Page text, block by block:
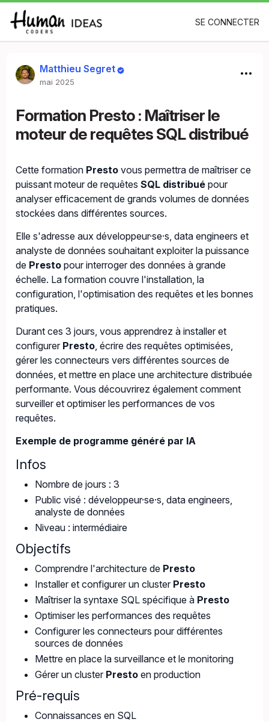
SE CONNECTER
Matthieu Segret
mai 2025
Formation Presto : Maîtriser le
moteur de requêtes SQL distribué
Cette formation Presto vous permettra de maîtriser ce
puissant moteur de requêtes SQL distribué pour
analyser efficacement de grands volumes de données
stockées dans différentes sources.
Elle s'adresse aux développeur·se·s, data engineers et
analyste de données souhaitant exploiter la puissance
de Presto pour interroger des données à grande
échelle. La formation couvre l'installation, la
configuration, l'optimisation des requêtes et les bonnes
pratiques.
Durant ces 3 jours, vous apprendrez à installer et
configurer Presto, écrire des requêtes optimisées,
gérer les connecteurs vers différentes sources de
données, et mettre en place une architecture distribuée
performante. Vous découvrirez également comment
surveiller et optimiser les performances de vos
requêtes.
Exemple de programme généré par IA
Infos
Nombre de jours : 3
Public visé : développeur·se·s, data engineers,
analyste de données
Niveau : intermédiaire
Objectifs
Comprendre l'architecture de Presto
Installer et configurer un cluster Presto
Maîtriser la syntaxe SQL spécifique à Presto
Optimiser les performances des requêtes
Configurer les connecteurs pour différentes
sources de données
Mettre en place la surveillance et le monitoring
Gérer un cluster Presto en production
Pré-requis
Connaissances en SQL